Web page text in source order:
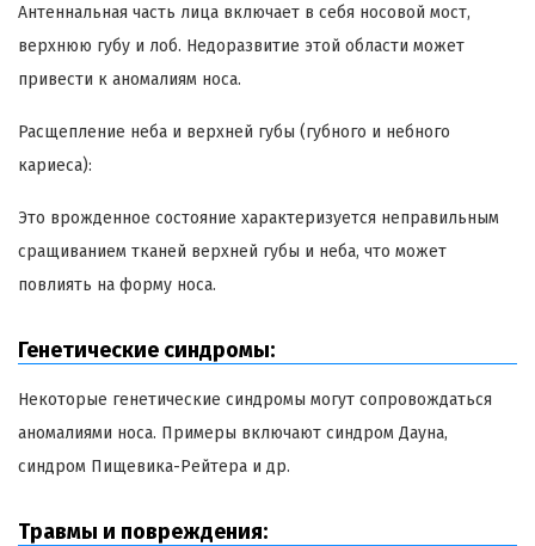
Антеннальная часть лица включает в себя носовой мост,
верхнюю губу и лоб. Недоразвитие этой области может
привести к аномалиям носа.
Расщепление неба и верхней губы (губного и небного
кариеса):
Это врожденное состояние характеризуется неправильным
сращиванием тканей верхней губы и неба, что может
повлиять на форму носа.
Генетические синдромы:
Некоторые генетические синдромы могут сопровождаться
аномалиями носа. Примеры включают синдром Дауна,
синдром Пищевика-Рейтера и др.
Травмы и повреждения: